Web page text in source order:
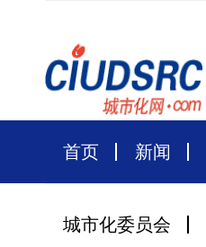
首页 新闻
城市化委员会